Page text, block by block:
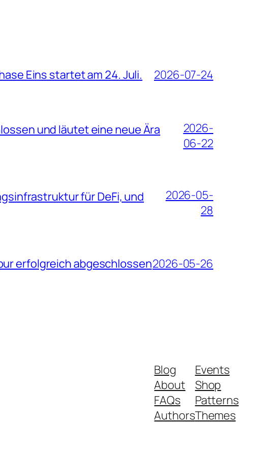
Eins startet am 24. Juli. 2026-07-24
und läutet eine neue Ära
2026-
06-22
für DeFi, und
2026-05-
28
erfolgreich abgeschlossen2026-05-26
Blog
About
FAQs
Authors
Events
Shop
Patterns
Themes